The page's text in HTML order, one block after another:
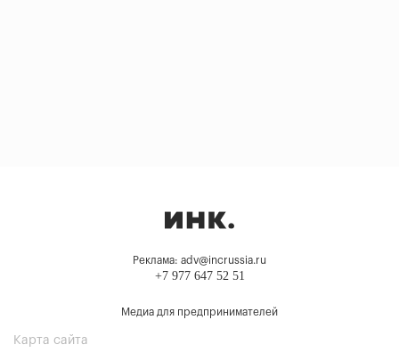
Реклама: adv@incrussia.ru
+7 977 647 52 51
Медиа для предпринимателей
Карта сайта